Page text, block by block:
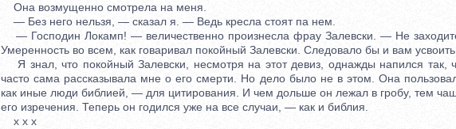
Она возмущенно смотрела на меня.
— Без него нельзя, — сказал я. — Ведь кресла стоят па нем.
— Господин Локамп! — величественно произнесла фрау Залевски. — Не
Умеренность во всем, как говаривал покойный Залевски. Следовало бы и вам усвоить
Я знал, что покойный Залевски, несмотря на этот девиз, однажды напился так,
часто сама рассказывала мне о его смерти. Но дело было не в этом. Она
как иные люди библией, — для цитирования. И чем дольше он лежал в гробу, тем
его изречения. Теперь он годился уже на все случаи, — как и библия.
x x x